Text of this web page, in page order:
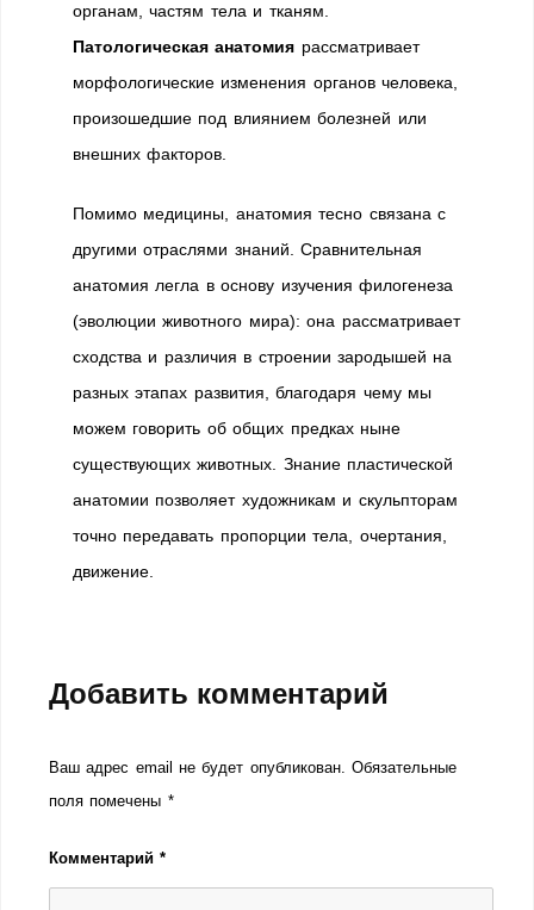
органам, частям тела и тканям.
Патологическая анатомия рассматривает
морфологические изменения органов человека,
произошедшие под влиянием болезней или
внешних факторов.
Помимо медицины, анатомия тесно связана с
другими отраслями знаний. Сравнительная
анатомия легла в основу изучения филогенеза
(эволюции животного мира): она рассматривает
сходства и различия в строении зародышей на
разных этапах развития, благодаря чему мы
можем говорить об общих предках ныне
существующих животных. Знание пластической
анатомии позволяет художникам и скульпторам
точно передавать пропорции тела, очертания,
движение.
Добавить комментарий
Ваш адрес email не будет опубликован. Обязательные
поля помечены *
Комментарий*